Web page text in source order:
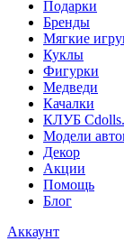
Подарки
Бренды
Мягкие
Куклы
Фигурки
Медведи
Качалки
КЛУБ
Модели
Декор
Акции
Помощь
Блог
Аккаунт